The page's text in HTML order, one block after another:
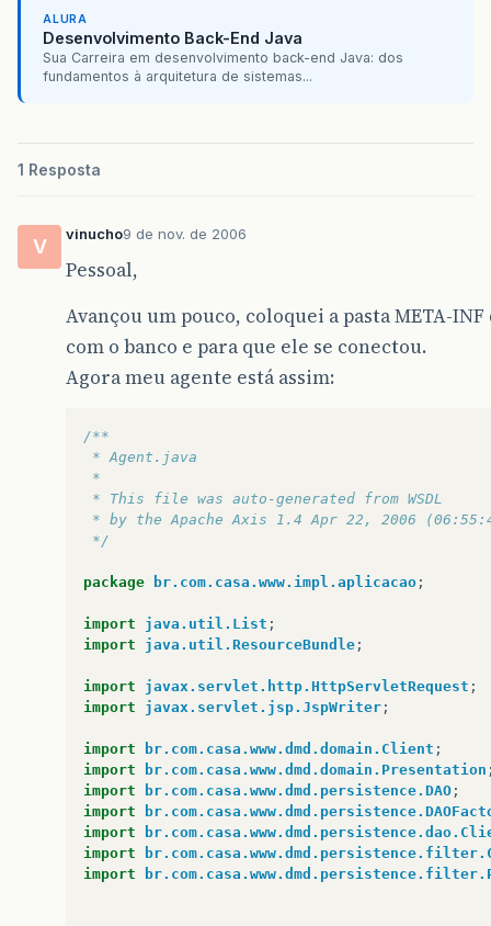
ALURA
Desenvolvimento Back-End Java
Sua Carreira em desenvolvimento back-end Java: dos
fundamentos à arquitetura de sistemas...
1 Resposta
V
vinucho9 de nov. de 2006
Pessoal,
Avançou um pouco, coloquei a pasta META-
com o banco e para que ele se conectou.
Agora meu agente está assim:
/**
* Agent.java
*
* This file was auto-generated from WSDL
* by the Apache Axis 1.4 Apr 22, 2006
*/
package br.com.casa.www.impl.aplicacao ;
import java.util.List ;
import
java.util.ResourceBundle ;
import javax.servlet.http.HttpServletRequest ;
import
javax.servlet.jsp.JspWriter ;
import br.com.casa.www.dmd.domain.Client ;
import
br.com.casa.www.dmd.domain.Presentation
import
br.com.casa.www.dmd.persistence.DAO ;
import
import
import
import